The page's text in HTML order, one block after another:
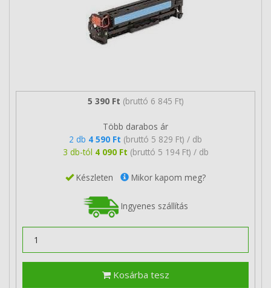
5 390 Ft (bruttó 6 845 Ft)
Több darabos ár
2 db 4 590 Ft (bruttó 5 829 Ft) / db
3 db-tól 4 090 Ft (bruttó 5 194 Ft) / db
Készleten Mikor kapom meg?
Ingyenes szállítás
Kosárba tesz